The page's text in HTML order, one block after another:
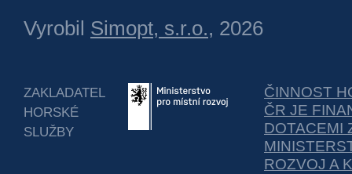
Vyrobil Simopt, s.r.o., 2026
ZAKLADATEL
HORSKÉ
SLUŽBY
ČINNOST
ČR JE
DOTACEMI
ROZVOJ A